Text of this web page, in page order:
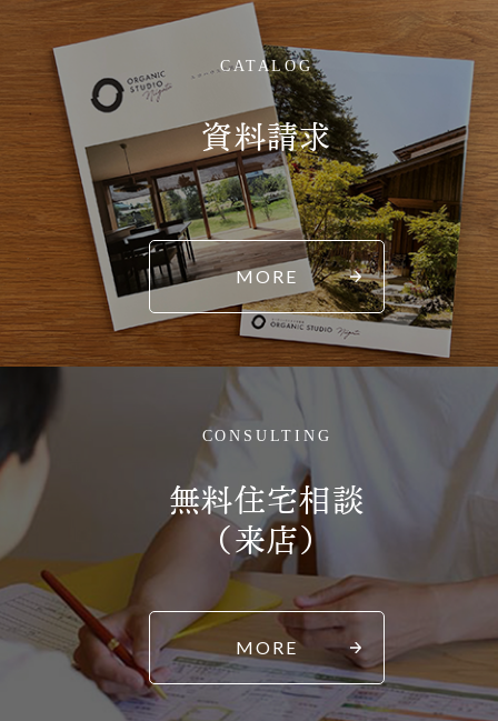
CATALOG
資料請求
MORE
CONSULTING
無料住宅相談
（来店）
MORE